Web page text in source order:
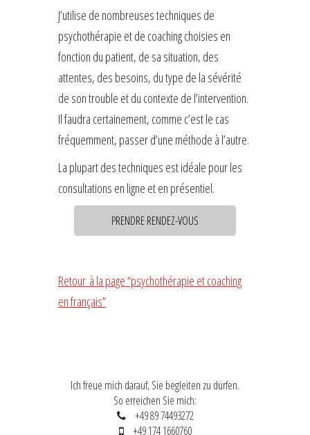
J’utilise de nombreuses techniques de
psychothérapie et de coaching choisies en
fonction du patient, de sa situation, des
attentes, des besoins, du type de la sévérité
de son trouble et du contexte de l’intervention.
Il faudra certainement, comme c’est le cas
fréquemment, passer d’une méthode à l’autre.
La plupart des techniques est idéale pour les
consultations en ligne et en présentiel.
PRENDRE RENDEZ-VOUS
Retour à la page “psychothérapie et coaching
en français”
Ich freue mich darauf, Sie begleiten zu dürfen.
So erreichen Sie mich:
+49 89 74493272
+49 174 1660760